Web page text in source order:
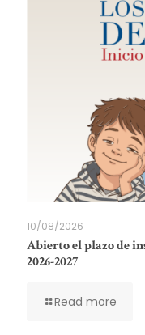
10/08/2026
Abierto el plazo de
2026-2027
Read more